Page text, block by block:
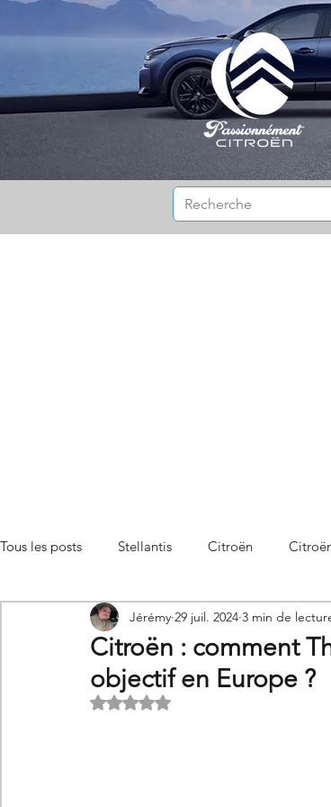
Tous les posts Stellantis Citroën
Citroën C3 Aircross Citroën C4
Citroën C5 X Citroën Berlingo Citroën
Citroën : comment
objectif en Europe ?
Jérémy 29 juil. 2024 3 min de
Noté NaN étoiles sur 5.